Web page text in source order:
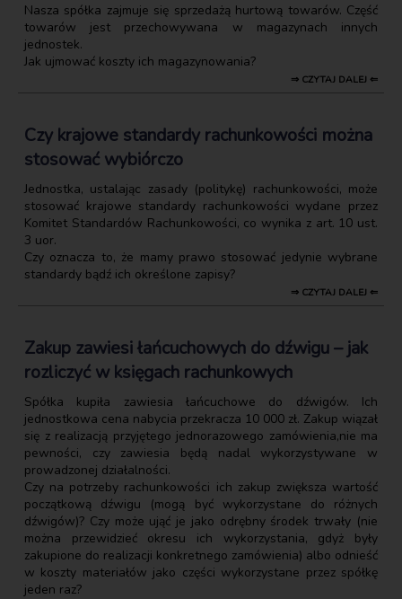
Nasza spółka zajmuje się sprzedażą hurtową towarów. Część
towarów jest przechowywana w magazynach innych
jednostek.
Jak ujmować koszty ich magazynowania?
⇒ CZYTAJ DALEJ ⇐
Czy krajowe standardy rachunkowości można
stosować wybiórczo
Jednostka, ustalając zasady (politykę) rachunkowości, może
stosować krajowe standardy rachunkowości wydane przez
Komitet Standardów Rachunkowości, co wynika z art. 10 ust.
3 uor.
Czy oznacza to, że mamy prawo stosować jedynie wybrane
standardy bądź ich określone zapisy?
⇒ CZYTAJ DALEJ ⇐
Zakup zawiesi łańcuchowych do dźwigu – jak
rozliczyć w księgach rachunkowych
Spółka kupiła zawiesia łańcuchowe do dźwigów. Ich
jednostkowa cena nabycia przekracza 10 000 zł. Zakup wiązał
się z realizacją przyjętego jednorazowego zamówienia,nie ma
pewności, czy zawiesia będą nadal wykorzystywane w
prowadzonej działalności.
Czy na potrzeby rachunkowości ich zakup zwiększa wartość
początkową dźwigu (mogą być wykorzystane do różnych
dźwigów)? Czy może ująć je jako odrębny środek trwały (nie
można przewidzieć okresu ich wykorzystania, gdyż były
zakupione do realizacji konkretnego zamówienia) albo odnieść
w koszty materiałów jako części wykorzystane przez spółkę
jeden raz?